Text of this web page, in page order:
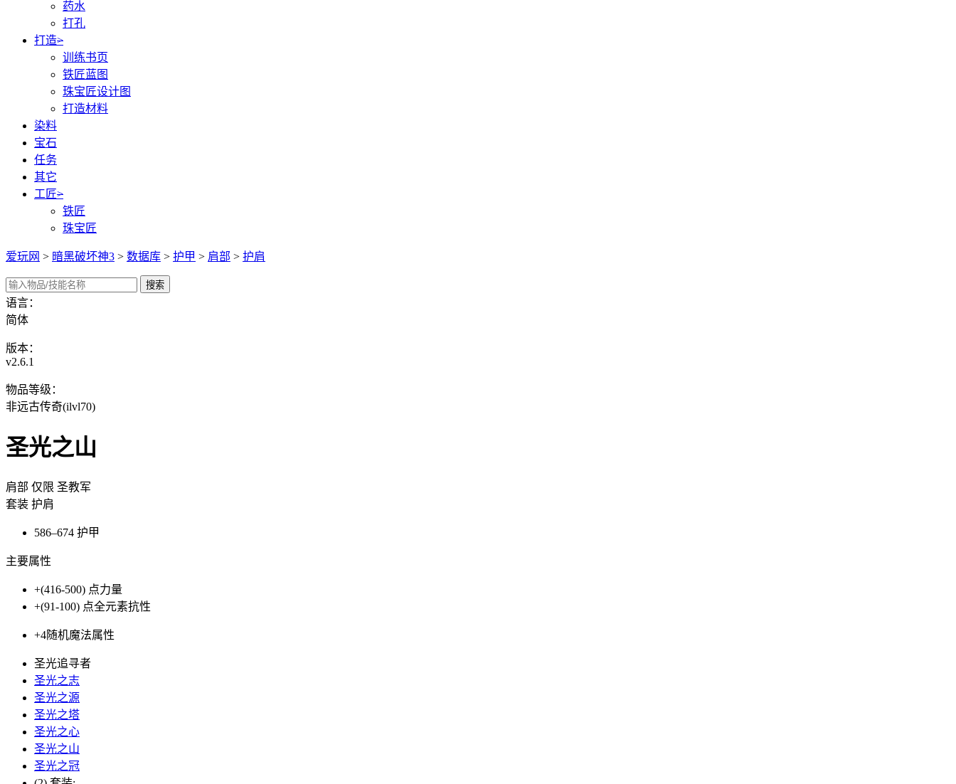
药水
打孔
打造>
训练书页
铁匠蓝图
珠宝匠设计图
打造材料
染料
宝石
任务
其它
工匠>
铁匠
珠宝匠
爱玩网 > 暗黑破坏神3 > 数据库 > 护甲 > 肩部 > 护肩
语言：
简体
版本：
v2.6.1
物品等级：
非远古传奇(ilvl70)
圣光之山
肩部 仅限 圣教军
套装 护肩
586–674 护甲
主要属性
+(416-500) 点力量
+(91-100) 点全元素抗性
+4随机魔法属性
圣光追寻者
圣光之志
圣光之源
圣光之塔
圣光之心
圣光之山
圣光之冠